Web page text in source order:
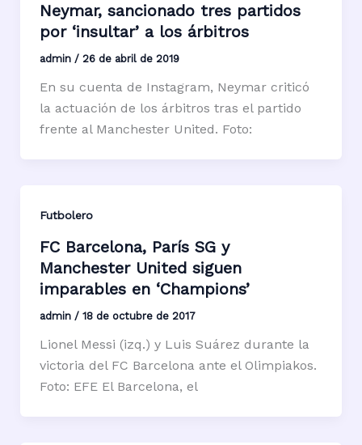
Neymar, sancionado tres partidos
por ‘insultar’ a los árbitros
admin / 26 de abril de 2019
En su cuenta de Instagram, Neymar criticó
la actuación de los árbitros tras el partido
frente al Manchester United. Foto:
Futbolero
FC Barcelona, París SG y
Manchester United siguen
imparables en ‘Champions’
admin / 18 de octubre de 2017
Lionel Messi (izq.) y Luis Suárez durante la
victoria del FC Barcelona ante el Olimpiakos.
Foto: EFE El Barcelona, el